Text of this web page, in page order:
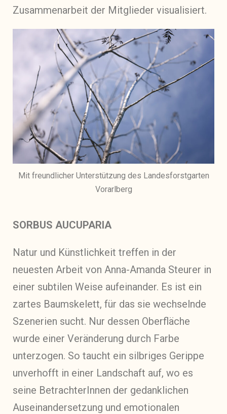
Zusammenarbeit der Mitglieder visualisiert.
Mit freundlicher Unterstützung des Landesforstgarten
Vorarlberg
SORBUS AUCUPARIA
Natur und Künstlichkeit treffen in der
neuesten Arbeit von Anna-Amanda Steurer in
einer subtilen Weise aufeinander. Es ist ein
zartes Baumskelett, für das sie wechselnde
Szenerien sucht. Nur dessen Oberfläche
wurde einer Veränderung durch Farbe
unterzogen. So taucht ein silbriges Gerippe
unverhofft in einer Landschaft auf, wo es
seine BetrachterInnen der gedanklichen
Auseinandersetzung und emotionalen